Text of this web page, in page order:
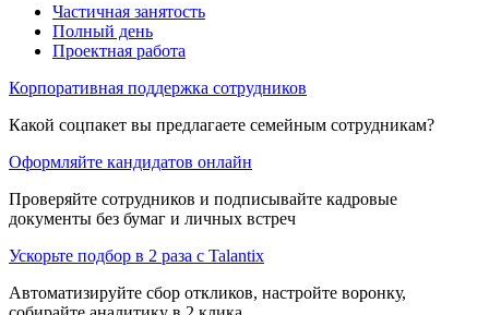
Частичная занятость
Полный день
Проектная работа
Корпоративная поддержка сотрудников
Какой соцпакет вы предлагаете семейным сотрудникам?
Оформляйте кандидатов онлайн
Проверяйте сотрудников и подписывайте кадровые
документы без бумаг и личных встреч
Ускорьте подбор в 2 раза с Talantix
Автоматизируйте сбор откликов, настройте воронку,